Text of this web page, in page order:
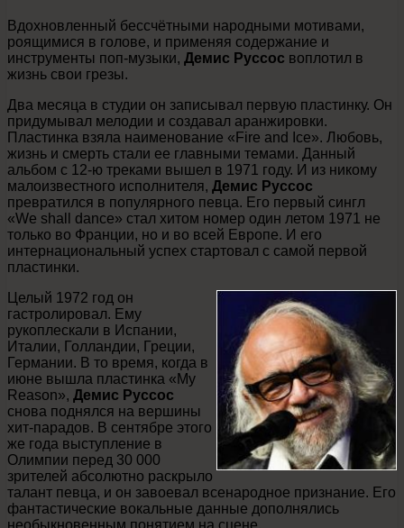
Вдохновленный бессчётными народными мотивами,
роящимися в голове, и применяя содержание и
инструменты поп-музыки, Демис Руссос воплотил в
жизнь свои грезы.
Два месяца в студии он записывал первую пластинку. Он
придумывал мелодии и создавал аранжировки.
Пластинка взяла наименование «Fire and Ice». Любовь,
жизнь и смерть стали ее главными темами. Данный
альбом с 12-ю треками вышел в 1971 году. И из никому
малоизвестного исполнителя, Демис Руссос
превратился в популярного певца. Его первый сингл
«We shall dance» стал хитом номер один летом 1971 не
только во Франции, но и во всей Европе. И его
интернациональный успех стартовал с самой первой
пластинки.
Целый 1972 год он
гастролировал. Ему
рукоплескали в Испании,
Италии, Голландии, Греции,
Германии. В то время, когда в
июне вышла пластинка «My
Reason», Демис Руссос
снова поднялся на вершины
хит-парадов. В сентябре этого
же года выступление в
Олимпии перед 30 000
зрителей абсолютно раскрыло
талант певца, и он завоевал всенародное признание. Его
фантастические вокальные данные дополнялись
необыкновенным понятием на сцене.